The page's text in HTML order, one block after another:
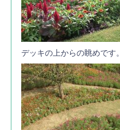
デッキの上からの眺めです。